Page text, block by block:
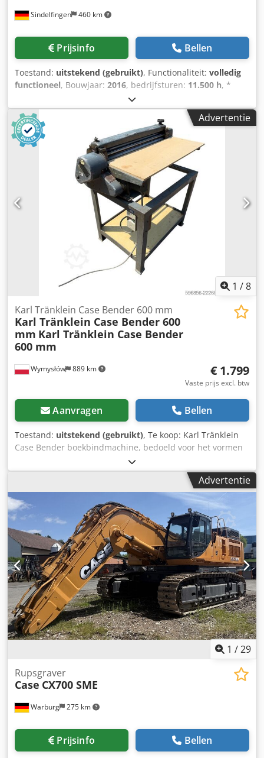
Sindelfingen 460 km
Prijsinfo Bellen
Toestand: uitstekend (gebruikt), Functionaliteit: volledig
functioneel, Bouwjaar: 2016, bedrijfsturen: 11.500 h, *
11.500 bedrijfsuren * Bedrijfsgewicht 15.700 kg *
Motorvermogen 77 kW * Roadliner * hydraulische
snelwissel * airconditioning Cedpfx Acoy Rm H Eeajha
Advertentie
1 /8
Wymysłów 889 km
Karl Tränklein Case Bender 600 mm
Karl Tränklein Case Bender 600
mm Karl Tränklein Case Bender
600 mm
€ 1.799
Vaste prijs excl. btw
Aanvragen Bellen
Toestand: uitstekend (gebruikt), Te koop: Karl Tränklein
Case Bender boekbindmachine, bedoeld voor het vormen
en buigen van ruggen van harde boekomslagen. Het
apparaat geeft omslagen de juiste radius, waardoor deze
perfect aansluiten op het boekblok. De machine is
uitgerust met verstelbare rollen waarmee deze kan
worden aangepast aan verschillende omslagdiktes. De
robuuste gietijzeren constructie zorgt voor hoge precisie
en jarenlang gebruik. Technische gegevens: Fabrikant: Karl
Tränklein Type: Case Bender / rugvormmachine Chjdpfx
Aceziwnbjasa Werkbreedte: ca. 600 mm Instelbare
roldraad Stabiele gietijzeren constructie Elektrische
aandrijving Werktafel Staat: gebruikt Toepassingen:
productie van hardcover boeken, boekbinderijen,
drukkerijen, grafische bedrijven, productie van albums,
catalogi en omslagen.
Advertentie
1 /29
Warburg 275 km
Rupsgraver
Case CX700 SME
Prijsinfo Bellen